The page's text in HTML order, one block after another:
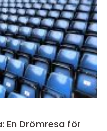
En Drömresa för